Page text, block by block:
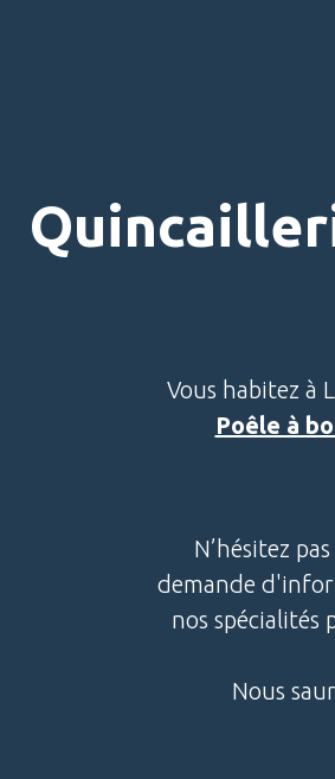
Vous habitez à
Poêle à
N’hésitez
demande
nos spécialités
Nous